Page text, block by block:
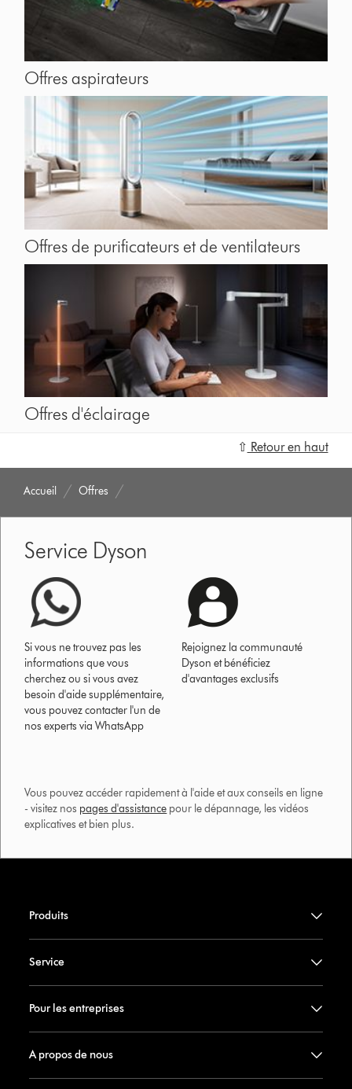
Offres aspirateurs
Offres de purificateurs et de ventilateurs
Offres d'éclairage
⇧ Retour en haut
Accueil Offres
Service Dyson
Si vous ne trouvez pas les
informations que vous
cherchez ou si vous avez
besoin d'aide supplémentaire,
vous pouvez contacter l'un de
nos experts via WhatsApp
Rejoignez la communauté
Dyson et bénéficiez
d'avantages exclusifs
Vous pouvez accéder rapidement à l'aide et aux conseils en ligne
- visitez nos pages d'assistance pour le dépannage, les vidéos
explicatives et bien plus.​
Produits
Service
Pour les entreprises
A propos de nous